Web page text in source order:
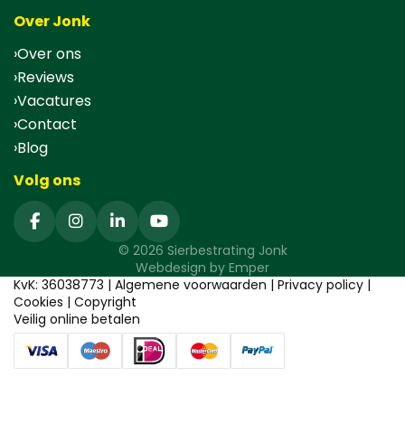
Over Jonk
Over ons
Reviews
Vacatures
Contact
Blog
Volg ons
© 2026 Sierbestrating Jonk
Webdesign by Emper
KvK: 36038773 | Algemene voorwaarden | Privacy policy |
Cookies | Copyright
Veilig online betalen